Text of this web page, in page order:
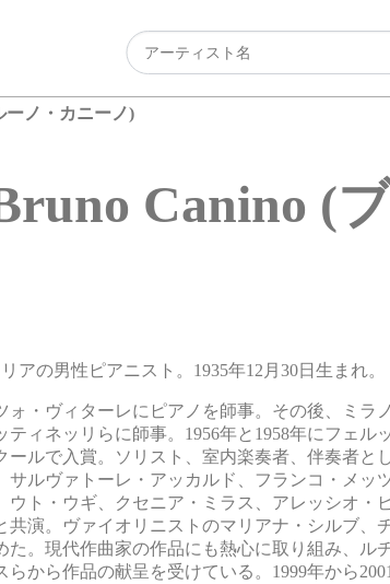
ーノ・カニーノ)
Canino (
アの男性ピアニスト。1935年12月30日生まれ。
・ヴィターレにピアノを師事。その後、ミラ
ィネッリらに師事。1956年と1958年にフェル
ルで入賞。ソリスト、室内楽奏者、伴奏者と
ルヴァトーレ・アッカルド、フランコ・メッ
ト・ウギ、クセニア・ミラス、アレッシオ・
演。ヴァイオリニストのマリアナ・シルブ、
た。現代作曲家の作品にも熱心に取り組み、
から作品の献呈を受けている。1999年から